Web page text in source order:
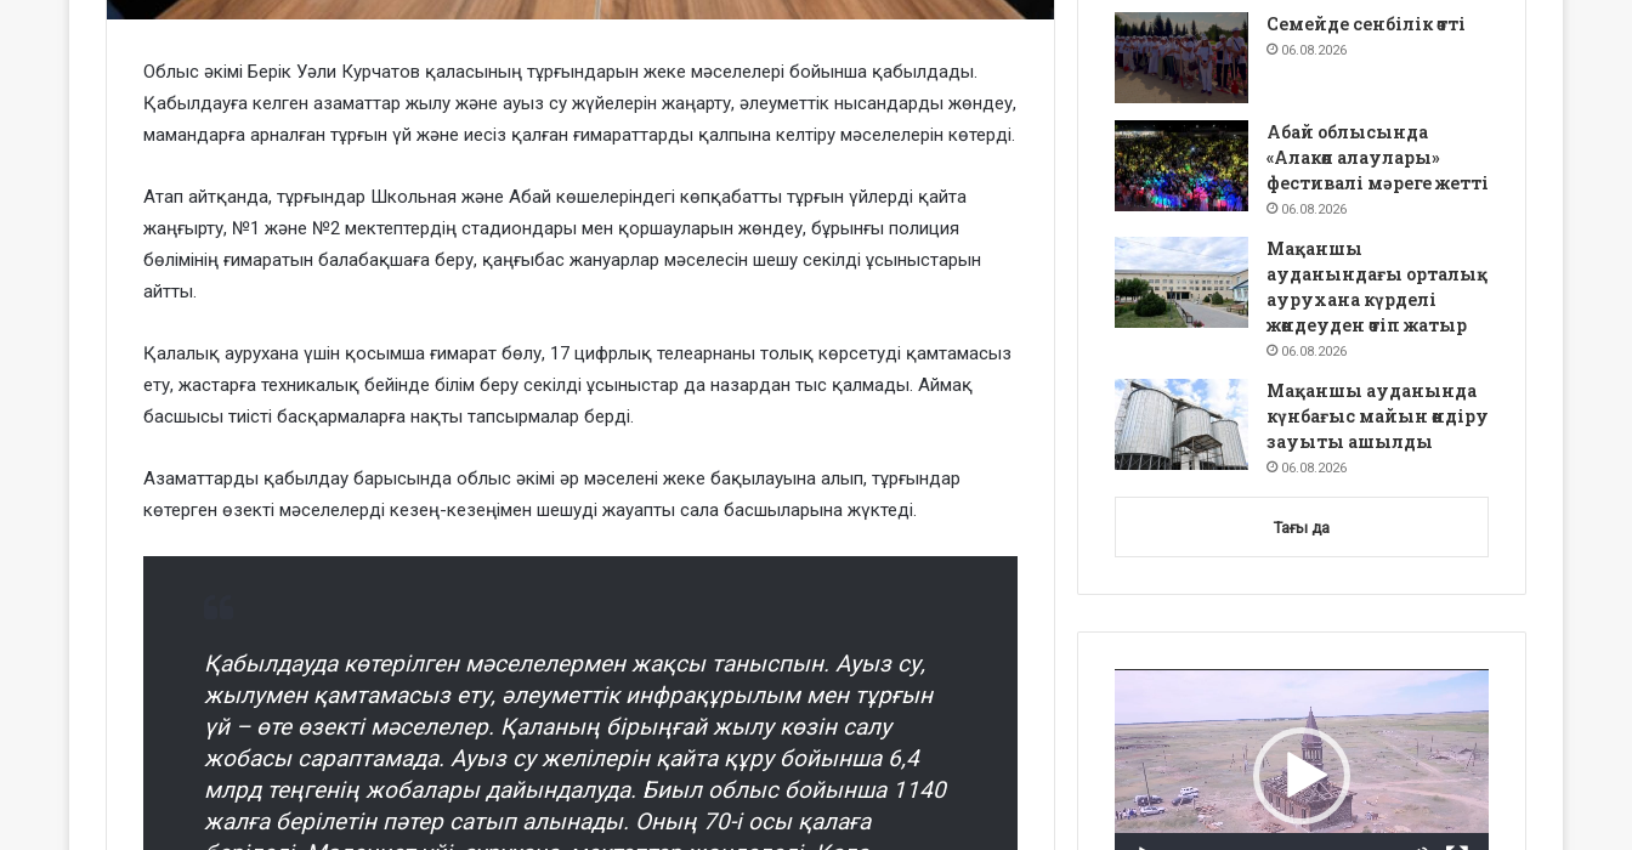
Облыс әкімі Берік Уәли Курчатов қаласының тұрғындарын жеке мәселелері бойынша қабылдады.
Қабылдауға келген азаматтар жылу және ауыз су жүйелерін жаңарту, әлеуметтік нысандарды жөндеу,
мамандарға арналған тұрғын үй және иесіз қалған ғимараттарды қалпына келтіру мәселелерін көтерді.
Атап айтқанда, тұрғындар Школьная және Абай көшелеріндегі көпқабатты тұрғын үйлерді қайта
жаңғырту, №1 және №2 мектептердің стадиондары мен қоршауларын жөндеу, бұрынғы полиция
бөлімінің ғимаратын балабақшаға беру, қаңғыбас жануарлар мәселесін шешу секілді ұсыныстарын
айтты.
Қалалық аурухана үшін қосымша ғимарат бөлу, 17 цифрлық телеарнаны толық көрсетуді қамтамасыз
ету, жастарға техникалық бейінде білім беру секілді ұсыныстар да назардан тыс қалмады. Аймақ
басшысы тиісті басқармаларға нақты тапсырмалар берді.
Азаматтарды қабылдау барысында облыс әкімі әр мәселені жеке бақылауына алып, тұрғындар
көтерген өзекті мәселелерді кезең-кезеңімен шешуді жауапты сала басшыларына жүктеді.
Қабылдауда көтерілген мәселелермен жақсы таныспын. Ауыз су,
жылумен қамтамасыз ету, әлеуметтік инфрақұрылым мен тұрғын
үй – өте өзекті мәселелер. Қаланың бірыңғай жылу көзін салу
жобасы сараптамада. Ауыз су желілерін қайта құру бойынша 6,4
млрд теңгенің жобалары дайындалуда. Биыл облыс бойынша 1140
жалға берілетін пәтер сатып алынады. Оның 70-і осы қалаға
Семейде сенбілік өтті
06.08.2026
Абай облысында
«Алакөл алаулары»
фестивалі мәреге жетті
06.08.2026
Мақаншы
ауданындағы орталық
аурухана күрделі
жөндеуден өтіп жатыр
06.08.2026
Мақаншы ауданында
күнбағыс майын өндіру
зауыты ашылды
06.08.2026
Тағы да